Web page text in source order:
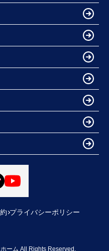
プライバシーポリシー
ーム All Rights Reserved.